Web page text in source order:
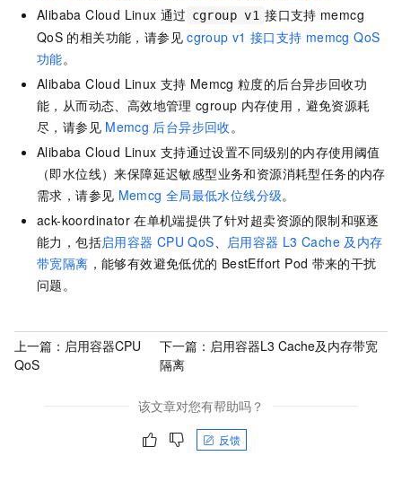
Alibaba Cloud Linux 通过 cgroup v1 接口支持 memcg
QoS 的相关功能，请参见 cgroup v1 接口支持 memcg QoS
功能。
Alibaba Cloud Linux 支持 Memcg 粒度的后台异步回收功
能，从而动态、高效地管理 cgroup 内存使用，避免资源耗
尽，请参见 Memcg 后台异步回收。
Alibaba Cloud Linux 支持通过设置不同级别的内存使用阈值
（即水位线）来保障延迟敏感型业务和资源消耗型任务的内存
需求，请参见 Memcg 全局最低水位线分级。
ack-koordinator 在单机端提供了针对超卖资源的限制和驱逐
能力，包括启用容器 CPU QoS、 启用容器 L3 Cache 及内存
带宽隔离 ，能够有效避免低优的 BestEffort Pod 带来的干扰
问题。
上一篇： 启用容器CPU
QoS
下一篇： 启用容器L3 Cache及内存带宽
隔离
该文章对您有帮助吗？
反馈